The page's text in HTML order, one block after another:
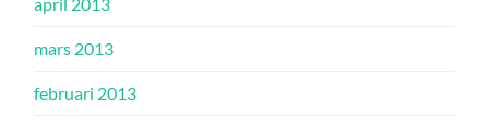
april 2013
mars 2013
februari 2013